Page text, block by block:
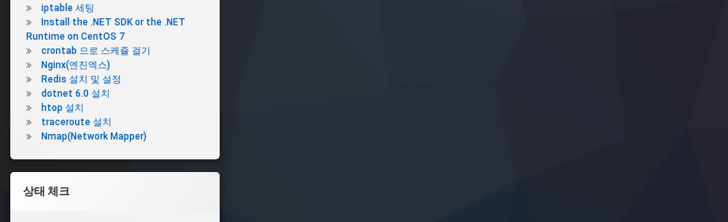
iptable 세팅
Install the .NET SDK or the .NET
Runtime on CentOS 7
crontab 으로 스케쥴 걸기
Nginx(엔진엑스)
Redis 설치 및 설정
dotnet 6.0 설치
htop 설치
traceroute 설치
Nmap(Network Mapper)
상태 체크